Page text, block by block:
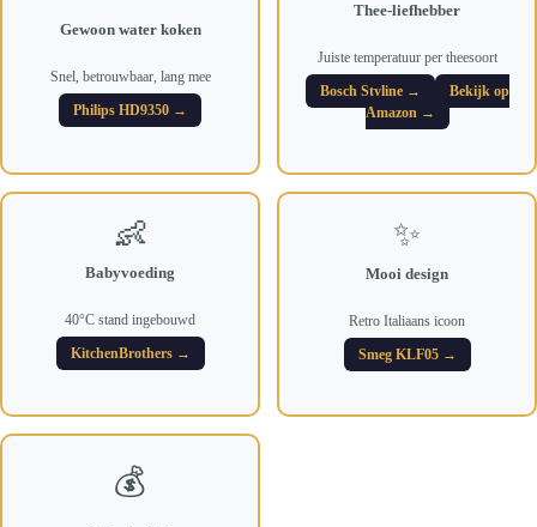
Gewoon water koken
Snel, betrouwbaar, lang mee
Philips HD9350 →
Thee-liefhebber
Juiste temperatuur per theesoort
Bosch Styline →
Bekijk op
Amazon →
👶
Babyvoeding
40°C stand ingebouwd
KitchenBrothers →
✨
Mooi design
Retro Italiaans icoon
Smeg KLF05 →
💰